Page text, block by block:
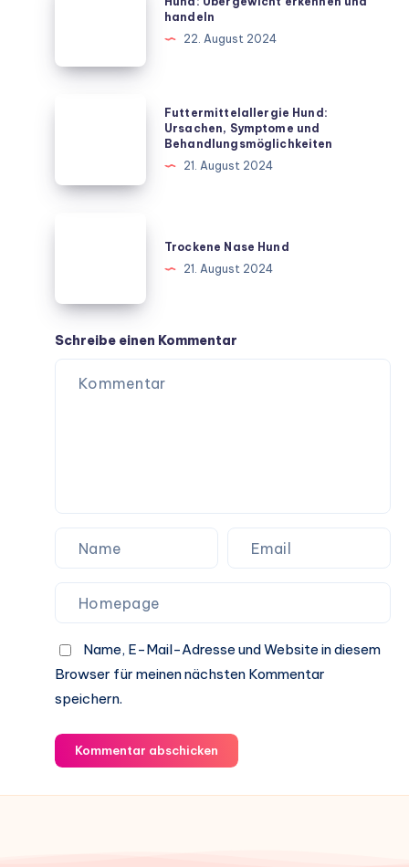
handeln
handeln
22. August 2024
Futtermittelallergie
und
Futtermittelallergie Hund:
Ursachen, Symptome und
Behandlungsmöglichkeiten
21. August 2024
Trockene Nase Hund
21. August 2024
Schreibe einen Kommentar
Name, E-Mail-Adresse und Website in diesem
Browser für meinen nächsten Kommentar
speichern.
Kommentar abschicken